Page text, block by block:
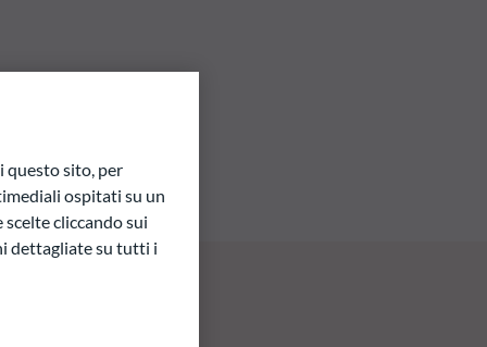
questo sito, per
ospitati su un
cliccando sui
dettagliate su tutti i